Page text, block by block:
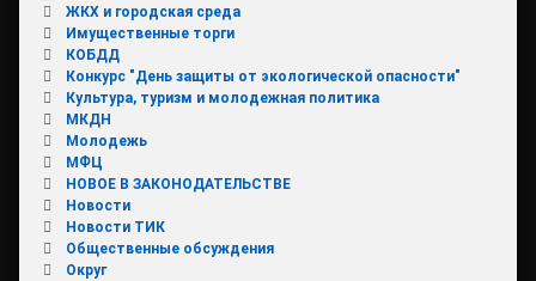
ЖКХ и городская среда
Имущественные торги
КОБДД
Конкурс "День защиты от экологической опасности"
Культура, туризм и молодежная политика
МКДН
Молодежь
МФЦ
НОВОЕ В ЗАКОНОДАТЕЛЬСТВЕ
Новости
Новости ТИК
Общественные обсуждения
Округ